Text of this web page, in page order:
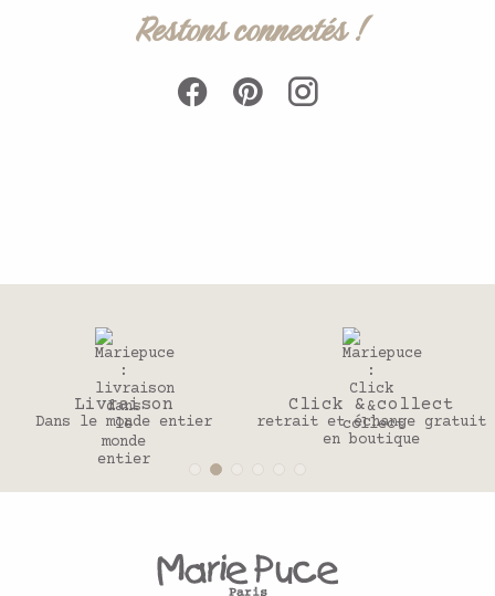
Restons connectés !
entier
Click & collect
retrait et échange gratuit
30
Pour